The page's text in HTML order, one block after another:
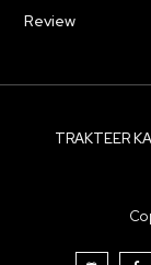
Review
TRAKTEER